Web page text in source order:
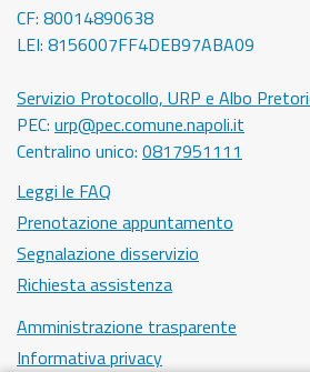
CF: 80014890638
LEI: 8156007FF4DEB97ABA09
Servizio Protocollo, URP e Albo
PEC: urp@pec.comune.napoli.it
Centralino unico: 0817951111
Leggi le FAQ
Prenotazione appuntamento
Segnalazione disservizio
Richiesta assistenza
Amministrazione trasparente
Informativa privacy